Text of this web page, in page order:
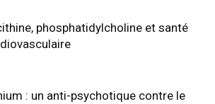
phosphatidylcholine et santé
: un anti-psychotique contre le